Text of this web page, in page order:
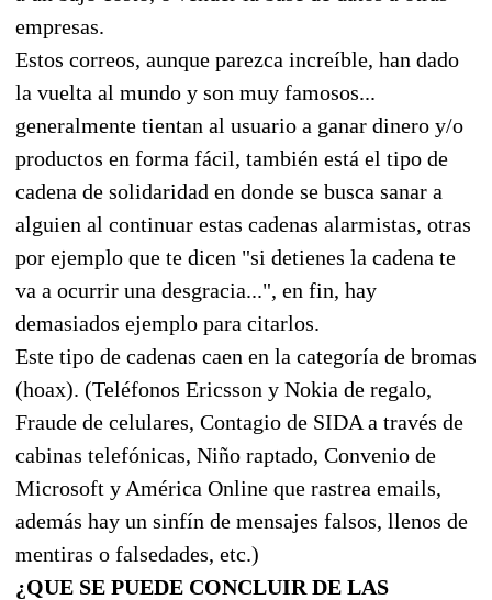
empresas.
Estos correos, aunque parezca increíble, han dado
la vuelta al mundo y son muy famosos...
generalmente tientan al usuario a ganar dinero y/o
productos en forma fácil, también está el tipo de
cadena de solidaridad en donde se busca sanar a
alguien al continuar estas cadenas alarmistas, otras
por ejemplo que te dicen "si detienes la cadena te
va a ocurrir una desgracia...", en fin, hay
demasiados ejemplo para citarlos.
Este tipo de cadenas caen en la categoría de bromas
(hoax). (Teléfonos Ericsson y Nokia de regalo,
Fraude de celulares, Contagio de SIDA a través de
cabinas telefónicas, Niño raptado, Convenio de
Microsoft y América Online que rastrea emails,
además hay un sinfín de mensajes falsos, llenos de
mentiras o falsedades, etc.)
¿QUE SE PUEDE CONCLUIR DE LAS